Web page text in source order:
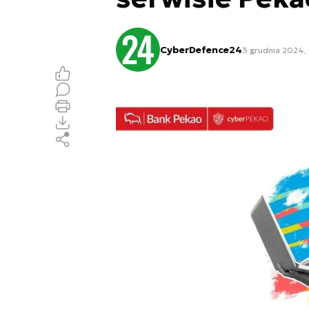
CyberDefence243 grudnia 2024,